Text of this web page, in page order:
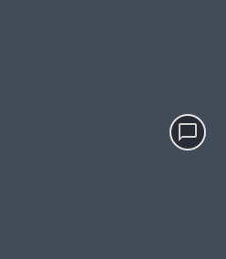
chat_bubble_outline